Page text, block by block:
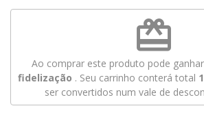
redeem
Ao comprar este produto pode
fidelização . Seu carrinho conterá total 1
ser convertidos num vale de